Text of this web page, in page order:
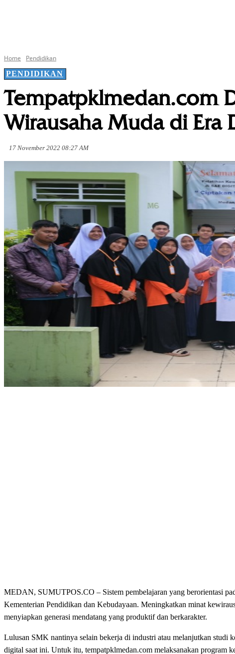
Home
Pendidikan
PENDIDIKAN
Tempatpklmedan.com
Wirausaha Muda di Era
17 November 2022 08:27 AM
MEDAN, SUMUTPOS.CO – Sistem pembelajaran yang berorientasi
Kementerian Pendidikan dan Kebudayaan. Meningkatkan minat
menyiapkan generasi mendatang yang produktif dan berkarakter.
Lulusan SMK nantinya selain bekerja di industri atau melanjutkan studi
digital saat ini. Untuk itu, tempatpklmedan.com melaksanakan program